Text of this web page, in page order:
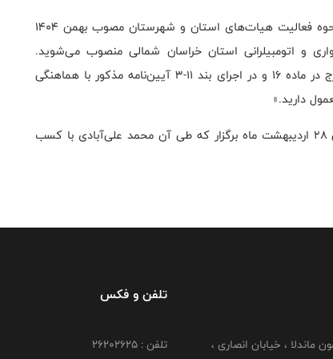
در حکم وی آمده است: « به استناد بند ۲ ماده ۱۴ آئین‌نامه نحوه فعالیت هیات‌های استان و شهرستان مصوب بهمن ۱۴۰۴
و اتومبیلرانی استان خراسان شمالی منصوب می‌شوید.
شایسته است در راستای انجام وظایف و اختیارات قانونی مندرج در ماده ۱۶ و در اجرای بند 11-3 آیین‌نامه مذکور با هماهنگی
دارید.»
لازم به ذکر است مجمع انتخاباتی هیات استان خراسان شمالی 28 اردیبهشت ماه برگزار که طی آن محمد علی‌آبادی با کسب
ماندلا ، خیابان انصاری ،
تلفن و فکس
تلفن : ۲۶۲۰۲۶۲۵